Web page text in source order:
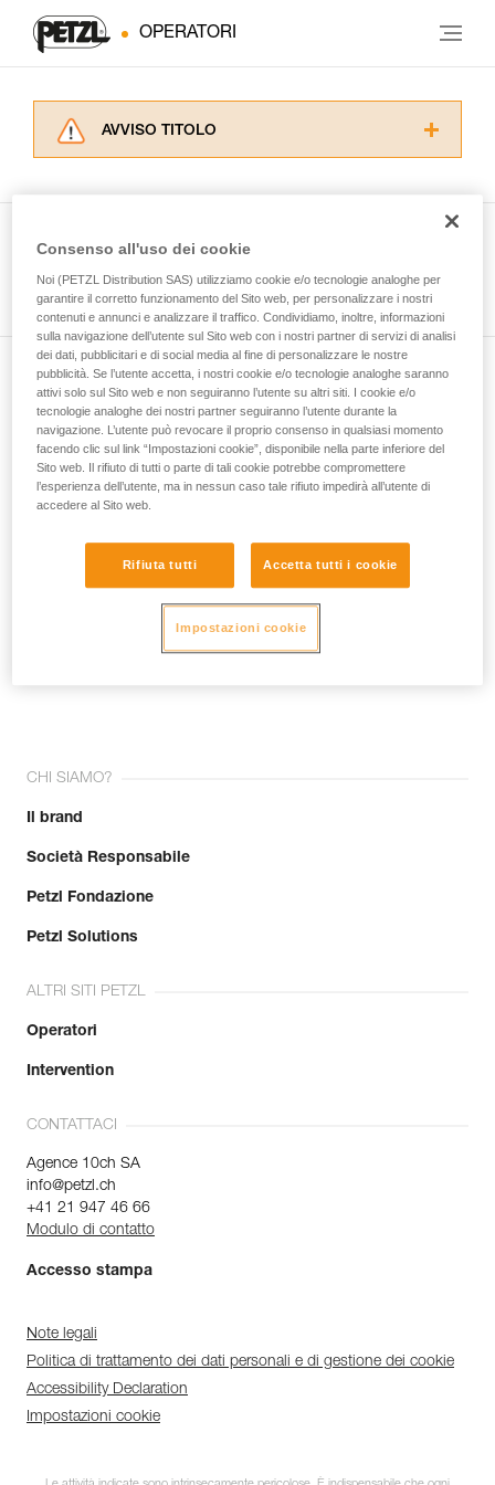
OPERATORI
AVVISO TITOLO
La padronanza di queste tecniche richiede una
formazione ed un addestramento specifico.
Verificate con un professionista la vostra
capacità di rifare la manovra, da soli, in piena
sicurezza, prima di riprodurla autonomamente.
Forniamo esempi di tecniche relative alla vostra
attività. Ne possono esistere altre che non
vengono qui descritte.
Guarda tutti i consigli tecnici
Iscriviti alla newsletter
e rimani connesso alle nostre novità
E-mail *
Unisciti alla community!
CHI SIAMO?
Il brand
Società Responsabile
Petzl Fondazione
Petzl Solutions
ALTRI SITI PETZL
Operatori
Intervention
CONTATTACI
Agence 10ch SA
info@petzl.ch
+41 21 947 46 66
Modulo di contatto
Accesso stampa
Note legali
Politica di trattamento dei dati personali e di gestione dei cookie
Accessibility Declaration
Impostazioni cookie
Consenso all'uso dei cookie
Noi (PETZL Distribution SAS) utilizziamo cookie e/o tecnologie analoghe per
garantire il corretto funzionamento del Sito web, per personalizzare i nostri
contenuti e annunci e analizzare il traffico. Condividiamo, inoltre, informazioni
sulla navigazione dell’utente sul Sito web con i nostri partner di servizi di analisi
dei dati, pubblicitari e di social media al fine di personalizzare le nostre
pubblicità. Se l’utente accetta, i nostri cookie e/o tecnologie analoghe saranno
attivi solo sul Sito web e non seguiranno l’utente su altri siti. I cookie e/o
tecnologie analoghe dei nostri partner seguiranno l’utente durante la
navigazione. L’utente può revocare il proprio consenso in qualsiasi momento
facendo clic sul link “Impostazioni cookie”, disponibile nella parte inferiore del
Sito web. Il rifiuto di tutti o parte di tali cookie potrebbe compromettere
l’esperienza dell’utente, ma in nessun caso tale rifiuto impedirà all’utente di
accedere al Sito web.
Rifiuta tutti Accetta tutti i cookie
Impostazioni cookie